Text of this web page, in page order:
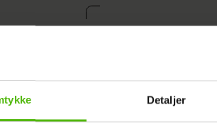
Detaljer
150 g
100 g